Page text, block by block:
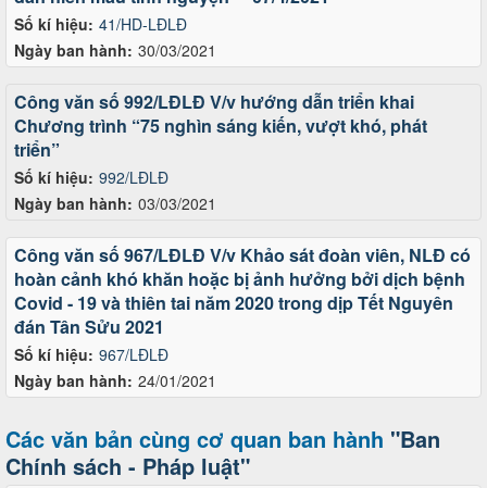
Số kí hiệu: 41/HD-LĐLĐ
Ngày ban hành: 30/03/2021
Số kí hiệu: 992/LĐLĐ
Ngày ban hành: 03/03/2021
Công văn số 992/LĐLĐ V/v hướng dẫn triển khai
Chương trình “75 nghìn sáng kiến, vượt khó, phát
triển”
Số kí hiệu: 967/LĐLĐ
Ngày ban hành: 24/01/2021
Công văn số 967/LĐLĐ V/v Khảo sát đoàn viên, NLĐ có
hoàn cảnh khó khăn hoặc bị ảnh hưởng bởi dịch bệnh
Covid - 19 và thiên tai năm 2020 trong dịp Tết Nguyên
đán Tân Sửu 2021
Các văn bản cùng cơ quan ban hành "Ban
Chính sách - Pháp luật"